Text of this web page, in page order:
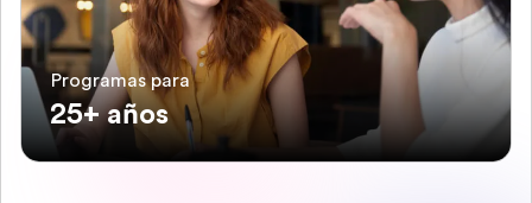
Programas para
25+ años